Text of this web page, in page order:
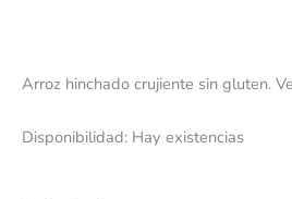
Arroz hinchado crujiente sin gluten.
Disponibilidad: Hay existencias